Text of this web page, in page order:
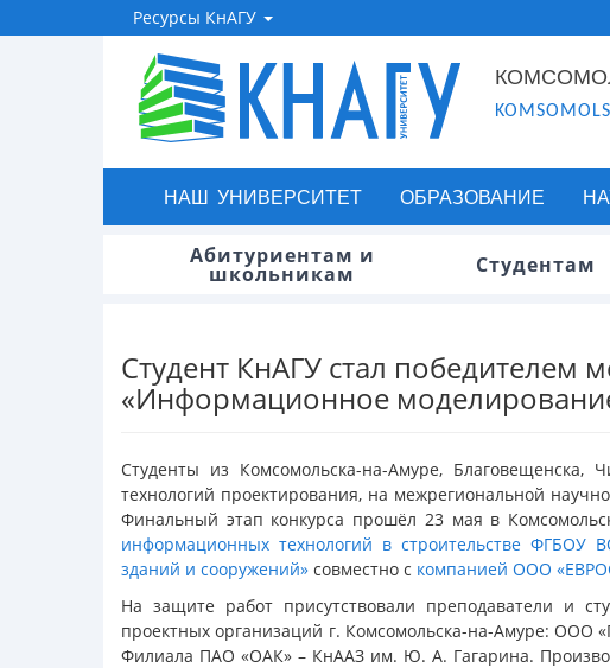
Ресурсы КнАГУ
НАШ УНИВЕРСИТЕТ ОБРАЗОВАНИЕ
Абитуриентам и
школьникам Студентам
Студент КнАГУ стал победителем
«Информационное
Студенты из Комсомольска-на-Амуре,
технологий проектирования, на межрегиональной
Финальный этап конкурса прошёл 23 мая в
информационных технологий в строительстве ФГБОУ
зданий и сооружений» совместно с компанией ООО
На защите работ присутствовали преподаватели и
проектных организаций г. Комсомольска-на-Амуре: ООО
Филиала ПАО «ОАК» – КнААЗ им. Ю. А. Гагарина.